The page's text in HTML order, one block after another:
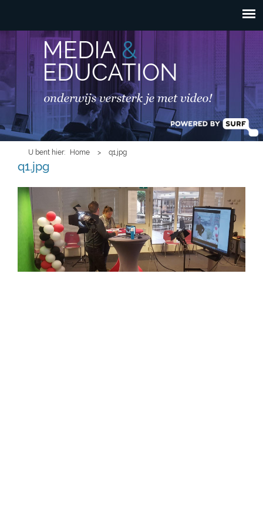
inhoud gaan
HOOFDMENU
U bent hier Home > q1.jpg
q1.jpg